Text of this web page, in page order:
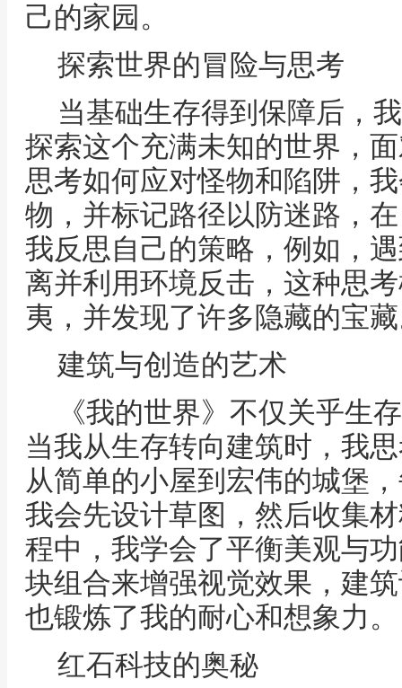
己的家园。
探索世界的冒险与思考
当基础生存得到保障后，
探索这个充满未知的世界，
思考如何应对怪物和陷阱，
物，并标记路径以防迷路，
我反思自己的策略，例如，
离并利用环境反击，这种思
夷，并发现了许多隐藏的宝
建筑与创造的艺术
《我的世界》不仅关乎生
当我从生存转向建筑时，我
从简单的小屋到宏伟的城堡
我会先设计草图，然后收集
程中，我学会了平衡美观与
块组合来增强视觉效果，建
也锻炼了我的耐心和想象力。
红石科技的奥秘